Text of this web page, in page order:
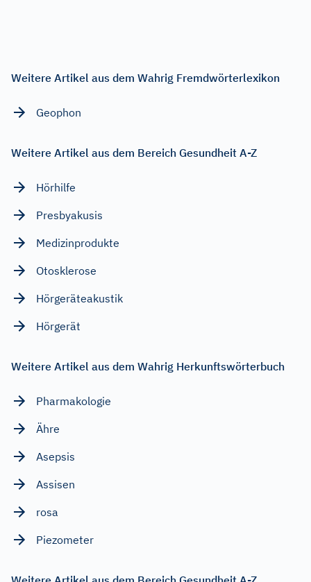
Weitere Artikel aus dem Wahrig Fremdwörterlexikon
Geophon
Weitere Artikel aus dem Bereich Gesundheit A-Z
Hörhilfe
Presbyakusis
Medizinprodukte
Otosklerose
Hörgeräteakustik
Hörgerät
Weitere Artikel aus dem Wahrig Herkunftswörterbuch
Pharmakologie
Ähre
Asepsis
Assisen
rosa
Piezometer